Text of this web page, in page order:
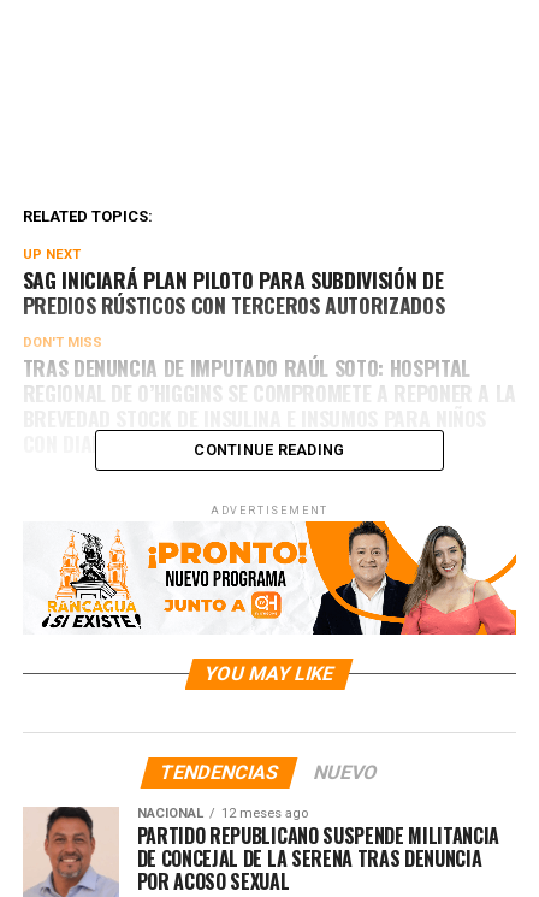
RELATED TOPICS:
UP NEXT
SAG INICIARÁ PLAN PILOTO PARA SUBDIVISIÓN DE
PREDIOS RÚSTICOS CON TERCEROS AUTORIZADOS
DON'T MISS
TRAS DENUNCIA DE IMPUTADO RAÚL SOTO: HOSPITAL
REGIONAL DE O’HIGGINS SE COMPROMETE A REPONER A LA
CON DIABETES TIPO 1CONTINUE READING
ADVERTISEMENT
YOU MAY LIKE
TENDENCIAS NUEVO
NACIONAL 12 meses ago
PARTIDO REPUBLICANO SUSPENDE MILITANCIA
DE CONCEJAL DE LA SERENA TRAS DENUNCIA
POR ACOSO SEXUAL